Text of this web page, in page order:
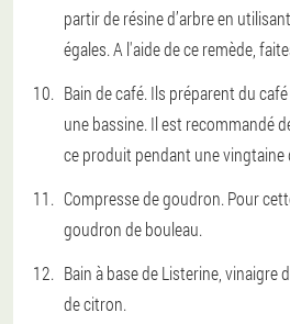
partir de résine d’arbre en
égales. A l'aide de ce remède,
Bain de café. Ils préparent du
une bassine. Il est recommandé
ce produit pendant une vingtaine
Compresse de goudron. Pour
goudron de bouleau.
Bain à base de Listerine, vinaigre
de citron.